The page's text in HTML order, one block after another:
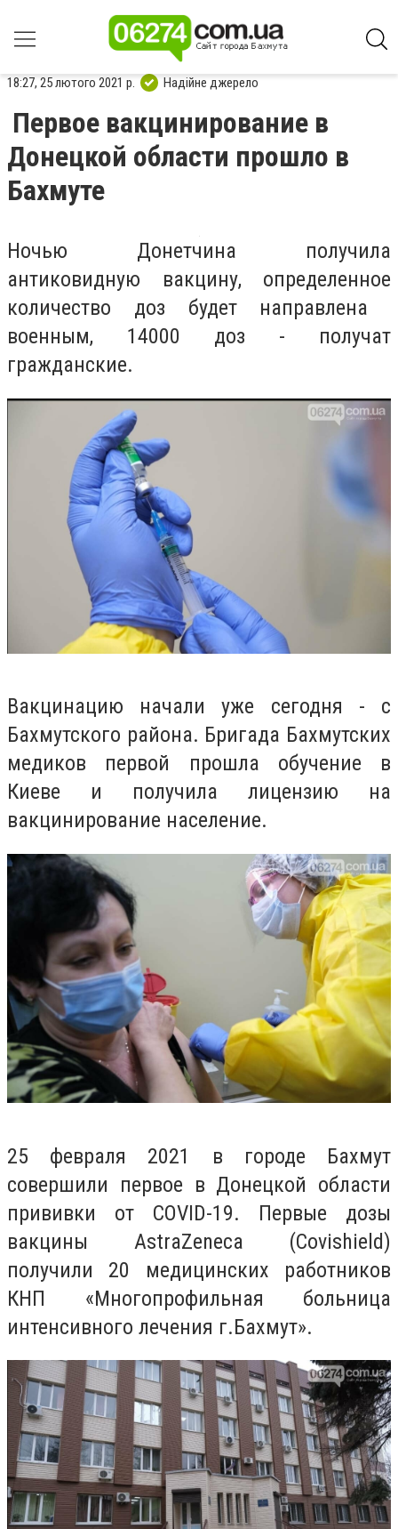
18:27, 25 лютого 2021 р. Надійне джерело
Первое вакцинирование в
Донецкой области прошло в
Бахмуте
Ночью Донетчина получила
антиковидную вакцину, определенное
количество доз будет направлена ​​
военным, 14000 доз - получат
гражданские.
Вакцинацию начали уже сегодня - с
Бахмутского района. Бригада Бахмутских
медиков первой прошла обучение в
Киеве и получила лицензию на
вакцинирование население.
25 февраля 2021 в городе Бахмут
совершили первое в Донецкой области
прививки от COVID-19. Первые дозы
вакцины AstraZeneca (Covishield)
получили 20 медицинских работников
КНП «Многопрофильная больница
интенсивного лечения г.Бахмут».